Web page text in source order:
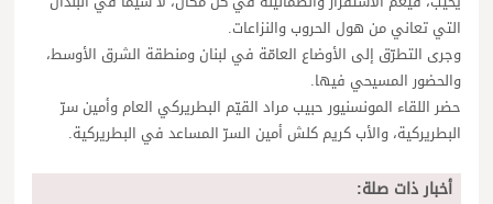
التي تعاني من هول الحروب والنزاعات.
وجرى التطرّق إلى الأوضاع العامّة في لبنان ومنطقة الشرق الأوسط،
والحضور المسيحي فيها.
حضر اللقاء المونسنيور حبيب مراد القيّم البطريركي العام وأمين سرّ
البطريركية، والأب كريم كلش أمين السرّ المساعد في البطريركية.
أخبار ذات صلة: